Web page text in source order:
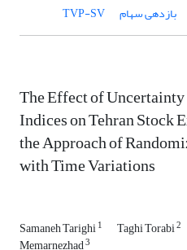
بازدهی سهام TVP-SV
The Effect of
Indices on Tehran Stock
the Approach of
with Time Variations
Samaneh Tarighi1 Taghi Torabi2
3